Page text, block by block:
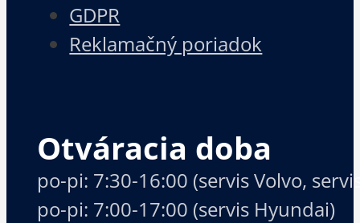
GDPR
Reklamačný poriadok
Otváracia doba
po-pi: 7:30-16:00 (servis Volvo,
po-pi: 7:00-17:00 (servis Hyundai)